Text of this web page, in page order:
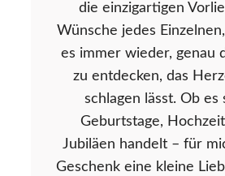
die einzigartigen
Wünsche jedes
es immer wieder, genau
zu entdecken, das
schlagen lässt. Ob es
Geburtstage,
Jubiläen handelt – für
Geschenk eine kleine